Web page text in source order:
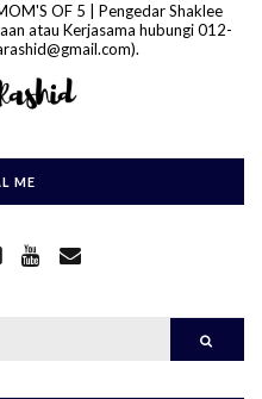
OF 5 | Pengedar Shaklee
atau Kerjasama hubungi 012-
ME